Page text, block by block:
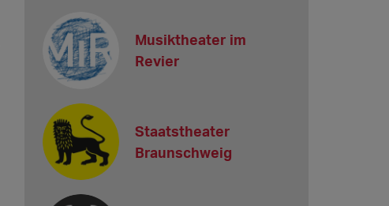
Musiktheater im
Revier
Staatstheater
Braunschweig